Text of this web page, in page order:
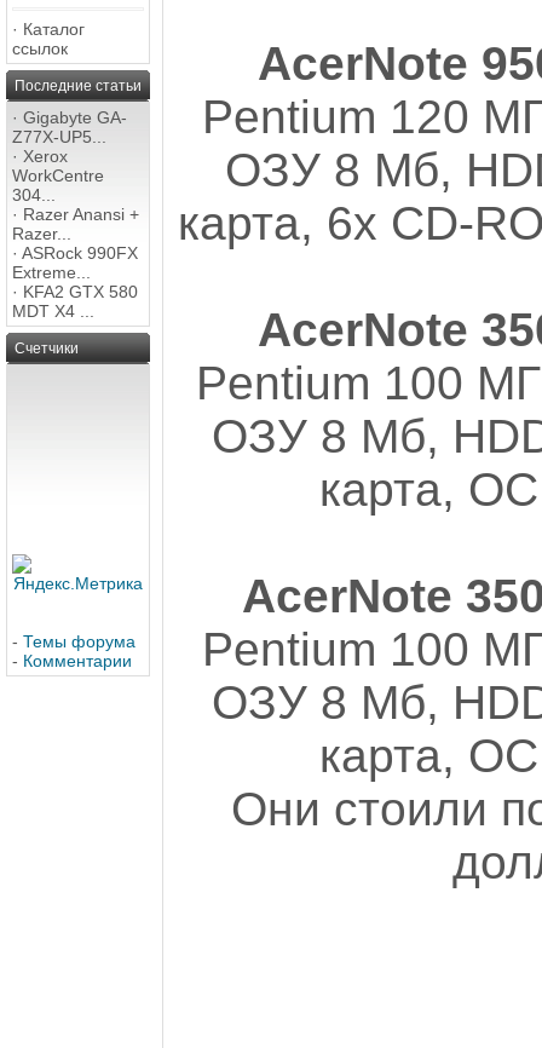
· Каталог
ссылок
Последние статьи
· Gigabyte GA-
Z77X-UP5...
· Xerox
WorkCentre
304...
· Razer Anansi +
Razer...
· ASRock 990FX
Extreme...
· KFA2 GTX 580
MDT X4 ...
Счетчики
- Темы форума
- Комментарии
AcerNote
Pentium 120
ОЗУ 8 Мб,
карта, 6x CD-
AcerNote
Pentium 100
ОЗУ 8 Мб,
карта,
AcerNote
Pentium 100
ОЗУ 8 Мб,
карта,
Они стоили